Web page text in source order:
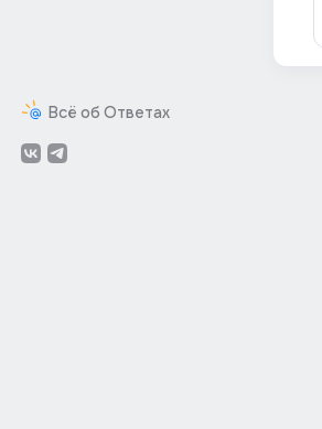
Всё об Ответах